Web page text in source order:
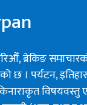
ब्रेकिङ
छ । पर्यटन,